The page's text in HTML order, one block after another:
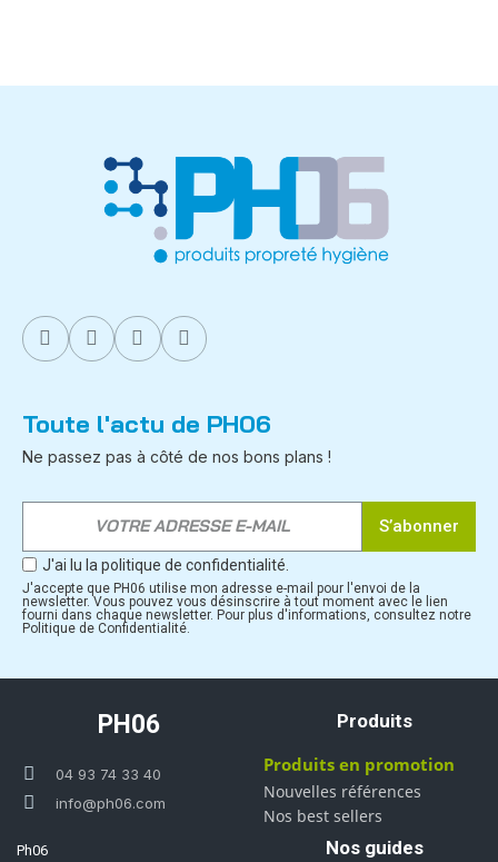
Toute l'actu de PH06
Ne passez pas à côté de nos bons plans !
S’abonner
J'ai lu la politique de confidentialité.
J'accepte que PH06 utilise mon adresse e-mail pour l'envoi de la
newsletter. Vous pouvez vous désinscrire à tout moment avec le lien
fourni dans chaque newsletter. Pour plus d'informations, consultez notre
Politique de Confidentialité.
PH06
04 93 74 33 40
info@ph06.com
Ph06
Produits
Produits en promotion
Nouvelles références
Nos best sellers
Nos guides